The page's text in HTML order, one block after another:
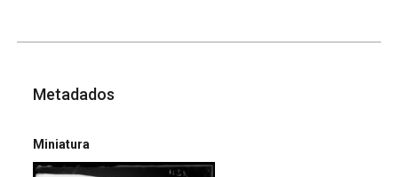
Metadados
Miniatura